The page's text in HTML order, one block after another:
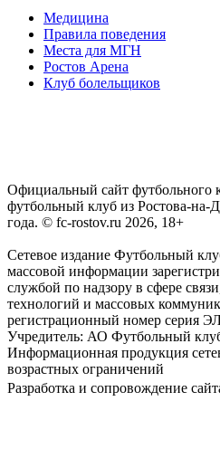
Медицина
Правила поведения
Места для МГН
Ростов Арена
Клуб болельщиков
Официальный сайт футбольного
футбольный клуб из Ростова-на-
года. © fc-rostov.ru 2026, 18+
Сетевое издание Футбольный
массовой информации
службой по надзору в сфере
технологий и массовых
регистрационный номер серия
Учредитель: АО Футбольный
Информационная продукция
возрастных ограничений
Разработка и сопровождение